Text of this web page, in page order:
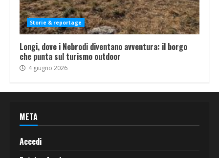
Storie & reportage
Longi, dove i Nebrodi diventano avventura: il borgo
che punta sul turismo outdoor
4 giugno 2026
META
Accedi